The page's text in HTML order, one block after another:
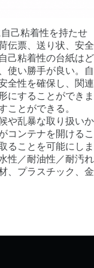
己粘着性を持たせ
伝票、送り状、安全
己粘着性の台紙はど
使い勝手が良い。自
全性を確保し、関連
にすることができま
ことができる。
や乱暴な取り扱いか
コンテナを開けるこ
ることを可能にしま
性／耐油性／耐汚れ
、プラスチック、金